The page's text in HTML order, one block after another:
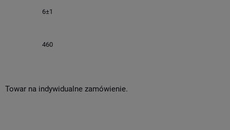
6±1
460
Towar na indywidualne zamówienie.